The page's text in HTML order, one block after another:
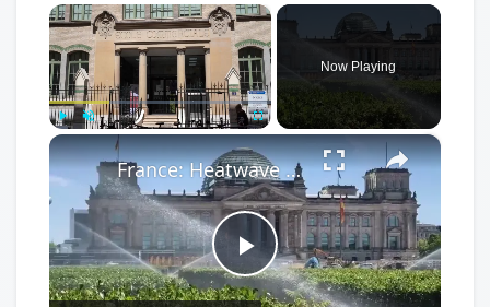
×
Unmute
Now Playing
×
Play
France: Heatwave grips Europe as climate challenges intensify.